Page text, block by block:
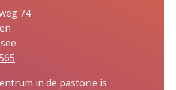
74
in de pastorie is